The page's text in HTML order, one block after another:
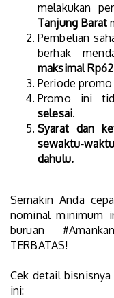
melakukan
Tanjung Barat
Pembelian
berhak
maksimal
Periode
Promo ini
selesai.
Syarat dan
sewaktu-
dahulu.
Semakin Anda
nominal minimum
buruan
TERBATAS!
Cek detail
ini: